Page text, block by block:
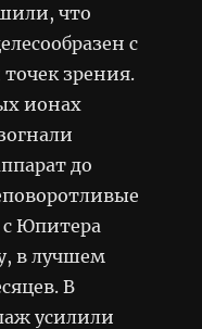
что
с
зрения.
ионах
до
с Юпитера
в лучшем
В
усилили